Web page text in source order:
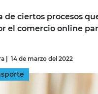
SUSCRÍBASE
ciertos procesos
el comercio online
| 14 de marzo del 2022